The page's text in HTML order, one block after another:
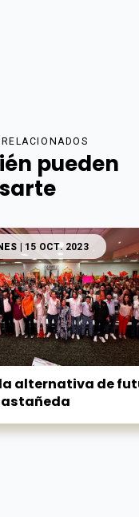
pueden
| 15 OCT. 2023
alternativa de